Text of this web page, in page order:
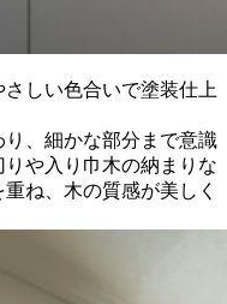
しい色合いで塗装仕上
、細かな部分まで意識
や入り巾木の納まりな
ね、木の質感が美しく